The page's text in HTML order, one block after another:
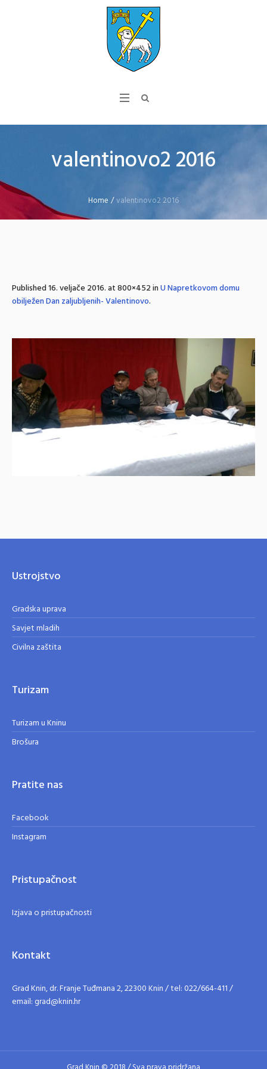
valentinovo2 2016
Home /valentinovo2 2016
Published16. veljače 2016.at 800×452 inU Napretkovom domu
obilježen Dan zaljubljenih- Valentinovo.
Ustrojstvo
Gradska uprava
Savjet mladih
Civilna zaštita
Turizam
Turizam u Kninu
Brošura
Pratite nas
Facebook
Instagram
Pristupačnost
Izjava o pristupačnosti
Kontakt
Grad Knin, dr. Franje Tuđmana 2, 22300 Knin / tel: 022/664-411 /
email: grad@knin.hr